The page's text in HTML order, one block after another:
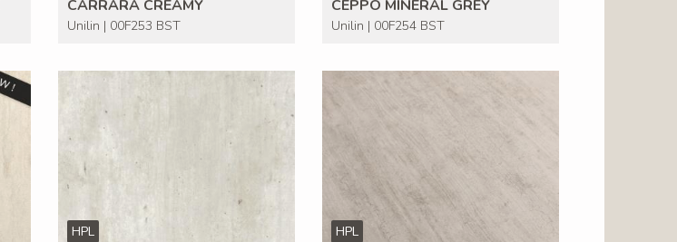
CARRARA CREAMY
Unilin | 00F253 BST
CEPPO MINERAL GREY
Unilin | 00F254 BST
HPL HPL